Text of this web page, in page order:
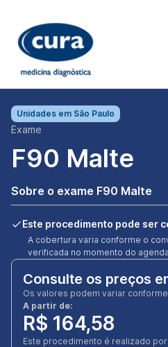
Unidades em São Paulo
Exame
F90 Malte
Sobre o exame F90 Malte
Este procedimento pode ser
A cobertura varia conforme o
verificada no momento do
Consulte os preços
Os valores podem variar
A partir de:
R$ 164,58
Este procedimento é realizado